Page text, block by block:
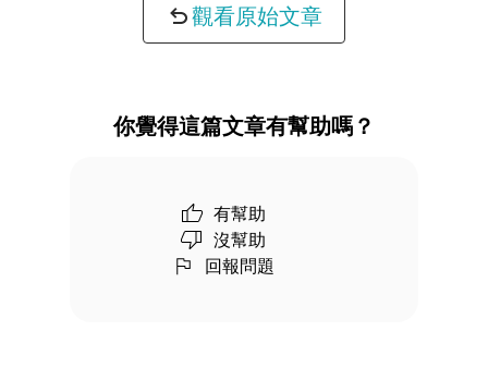
觀看原始文章
你覺得這篇文章有幫助嗎？
有幫助
沒幫助
回報問題